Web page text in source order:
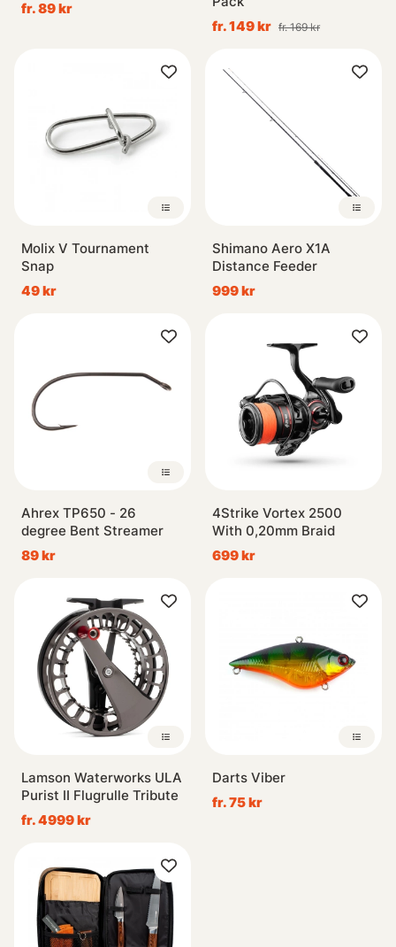
fr. 89 kr
fr. 149 kr fr. 169 kr
Molix V Tournament
Snap
49 kr
Shimano Aero X1A
Distance Feeder
999 kr
Ahrex TP650 - 26
degree Bent Streamer
89 kr
4Strike Vortex 2500
With 0,20mm Braid
699 kr
Lamson Waterworks ULA
Purist II Flugrulle Tribute
fr. 4999 kr
Darts Viber
fr. 75 kr